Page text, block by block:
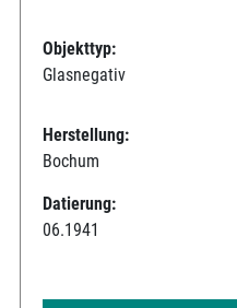
Objekttyp:
Glasnegativ
Herstellung:
Bochum
Datierung:
06.1941